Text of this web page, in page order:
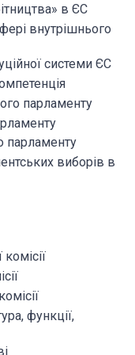
в ЄС
внутрішнього
системи ЄС
парламенту
парламенту
виборів в
функції,